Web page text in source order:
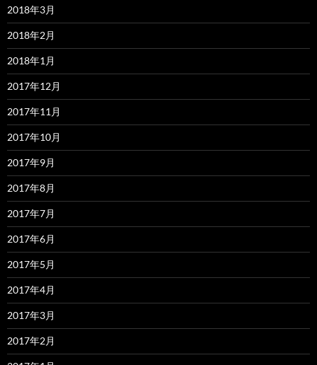
2018年3月
2018年2月
2018年1月
2017年12月
2017年11月
2017年10月
2017年9月
2017年8月
2017年7月
2017年6月
2017年5月
2017年4月
2017年3月
2017年2月